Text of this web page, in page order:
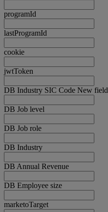
programId
lastProgramId
cookie
jwtToken
DB Industry SIC Code New field
DB Job level
DB Job role
DB Industry
DB Annual Revenue
DB Employee size
marketoTarget